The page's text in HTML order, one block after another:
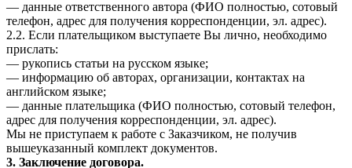
— данные ответственного автора (ФИО полностью, сотовый
телефон, адрес для получения корреспонденции, эл. адрес).
2.2. Если плательщиком выступаете Вы лично, необходимо
прислать:
— рукопись статьи на русском языке;
— информацию об авторах, организации, контактах на
английском языке;
— данные плательщика (ФИО полностью, сотовый телефон,
адрес для получения корреспонденции, эл. адрес).
Мы не приступаем к работе с Заказчиком, не получив
вышеуказанный комплект документов.
3. Заключение договора.